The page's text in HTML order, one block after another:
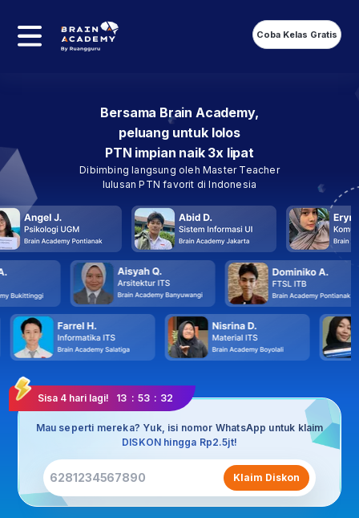
Coba Kelas Gratis
Bersama Brain Academy,
peluang untuk lolos
PTN impian naik 3x lipat
Dibimbing langsung oleh Master Teacher
lulusan PTN favorit di Indonesia
Sisa 4 hari lagi! 13 : 53 : 31
Mau seperti mereka? Yuk, isi nomor WhatsApp untuk klaim
DISKON hingga Rp2.5jt!
Klaim Diskon